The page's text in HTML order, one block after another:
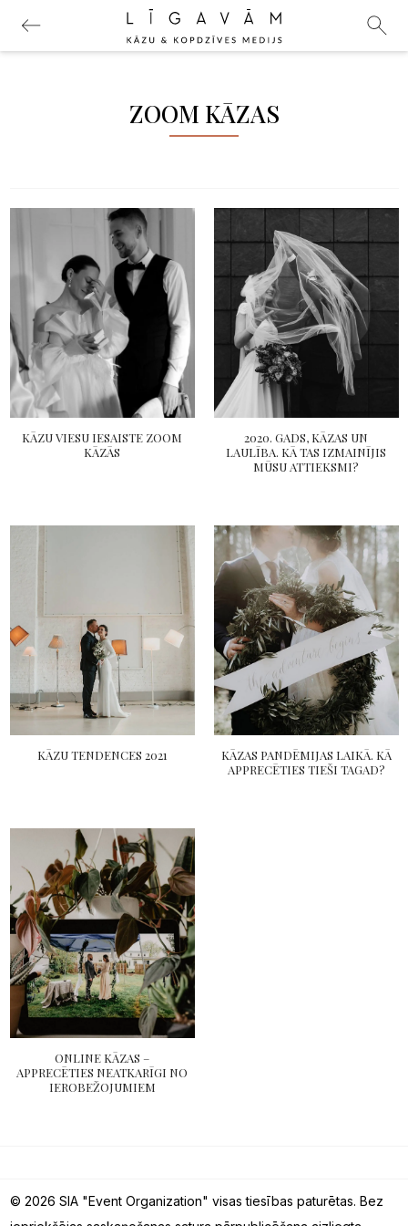
ZOOM KĀZAS
KĀZU VIESU IESAISTE ZOOM
KĀZĀS
2020. GADS, KĀZAS UN
LAULĪBA. KĀ TAS IZMAINĪJIS
MŪSU ATTIEKSMI?
KĀZU TENDENCES 2021
KĀZAS PANDĒMIJAS LAIKĀ. KĀ
APPRECĒTIES TIEŠI TAGAD?
ONLINE KĀZAS –
APPRECĒTIES NEATKARĪGI NO
IEROBEŽOJUMIEM
© 2026 SIA "Event Organization" visas tiesības paturētas. Bez